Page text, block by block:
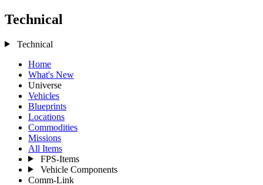
Technical
Technical
Home
What's New
Universe
Vehicles
Blueprints
Locations
Commodities
Missions
All Items
FPS-Items
Vehicle Components
Comm-Link